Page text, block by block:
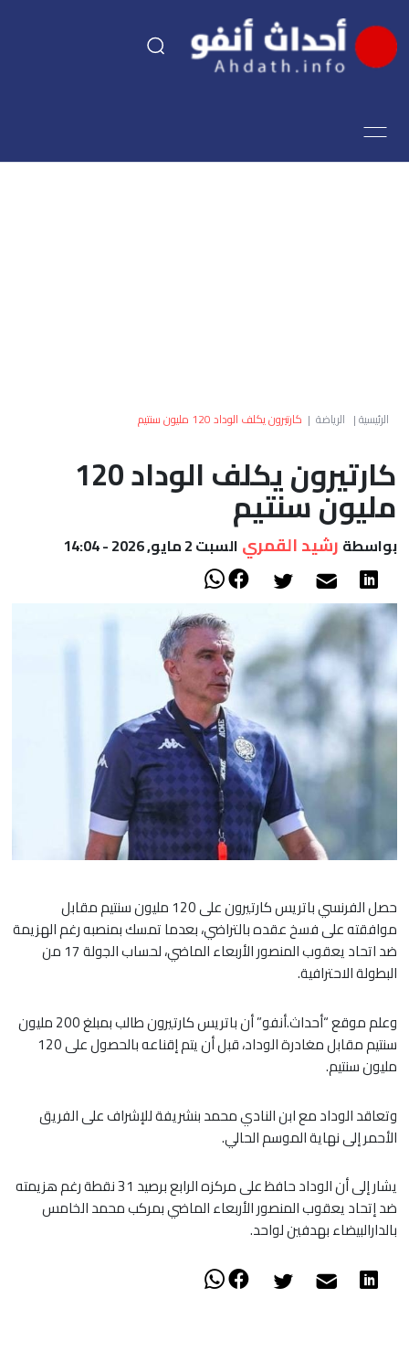
اقتصاد
العالم
أعمدة
الرئيسية| الرياضة | كارتيرون يكلف الوداد 120 مليون سنتيم
كارتيرون يكلف الوداد 120
مليون سنتيم
بواسطة رشيد القمري السبت 2 مايو, 2026 - 14:04
حصل الفرنسي باتريس كارتيرون على 120 مليون سنتيم مقابل
موافقته على فسخ عقده بالتراضي، بعدما تمسك بمنصبه رغم الهزيمة
ضد اتحاد يعقوب المنصور الأربعاء الماضي، لحساب الجولة 17 من
البطولة الاحترافية.
وعلم موقع “أحداث.أنفو” أن باتريس كارتيرون طالب بمبلغ 200 مليون
سنتيم مقابل مغادرة الوداد، قبل أن يتم إقناعه بالحصول على 120
مليون سنتيم.
وتعاقد الوداد مع ابن النادي محمد بنشريفة للإشراف على الفريق
الأحمر إلى نهاية الموسم الحالي.
يشار إلى أن الوداد حافظ على مركزه الرابع برصيد 31 نقطة رغم هزيمته
ضد إتحاد يعقوب المنصور الأربعاء الماضي بمركب محمد الخامس
بالدارالبيضاء بهدفين لواحد.